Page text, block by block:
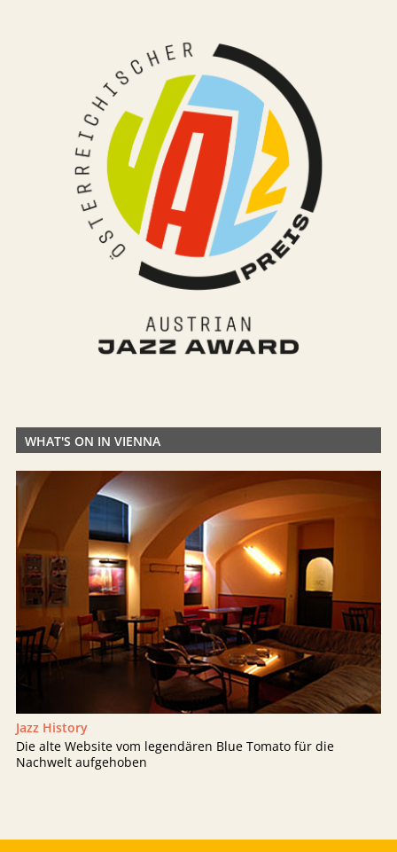
WHAT'S ON IN VIENNA
Jazz History
Die alte Website vom legendären Blue Tomato für die
Nachwelt aufgehoben